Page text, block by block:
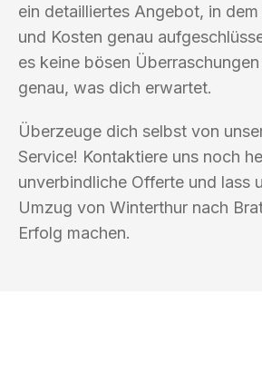
ein detailliertes Angebot, in
und Kosten genau
es keine bösen
genau, was dich erwartet.
Überzeuge dich selbst von
Service! Kontaktiere uns noch
unverbindliche Offerte und lass
Umzug von Winterthur nach
Erfolg machen.